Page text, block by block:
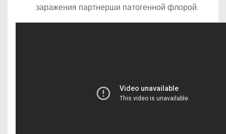
заражения партнерши патогенной флорой.